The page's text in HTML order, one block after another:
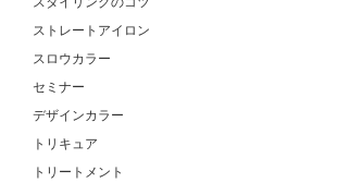
ストレートアイロン
スロウカラー
セミナー
デザインカラー
トリキュア
トリートメント